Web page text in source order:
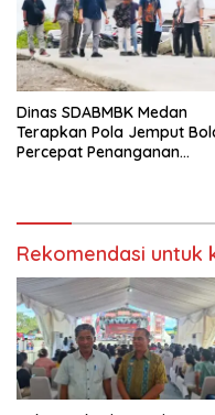
Dinas SDABMBK Medan
Terapkan Pola Jemput
Percepat Penanganan
Rekomendasi untuk